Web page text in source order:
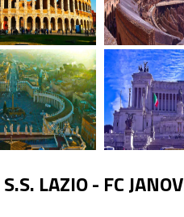
S.S. LAZIO - FC JANOV